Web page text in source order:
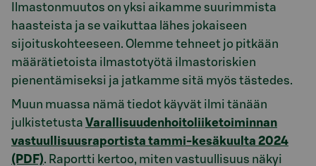
Ilmastonmuutos on yksi aikamme suurimmista
haasteista ja se vaikuttaa lähes jokaiseen
sijoituskohteeseen. Olemme tehneet jo pitkään
määrätietoista ilmastotyötä ilmastoriskien
pienentämiseksi ja jatkamme sitä myös tästedes.
Muun muassa nämä tiedot käyvät ilmi tänään
julkistetusta Varallisuudenhoitoliiketoiminnan
vastuullisuusraportista tammi-kesäkuulta 2024
(PDF). Raportti kertoo, miten vastuullisuus näkyi